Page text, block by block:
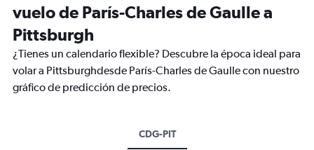
vuelo de París-Charles de Gaulle a
Pittsburgh
¿Tienes un calendario flexible? Descubre la época ideal para
volar a Pittsburghdesde París-Charles de Gaulle con nuestro
gráfico de predicción de precios.
CDG-PIT